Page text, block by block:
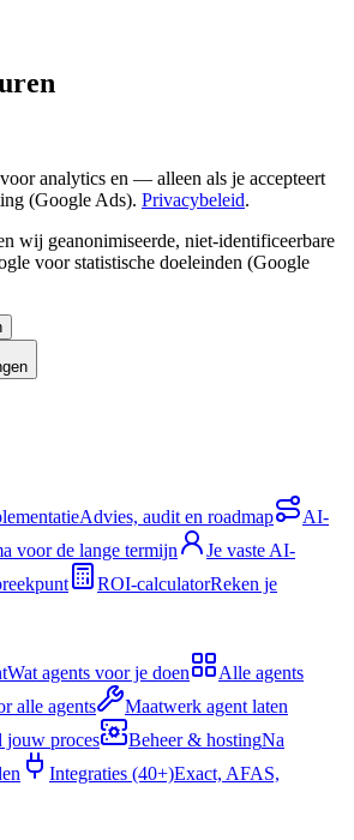
analytics en — alleen als je accepteert
(Google Ads). Privacybeleid.
wij geanonimiseerde, niet-identificeerbare
voor statistische doeleinden (Google
Advies, audit en roadmap
AI-
voor de lange termijn
Je vaste AI-
ROI-calculatorReken je
Wat agents voor je doen
Alle agents
alle agents
Maatwerk agent laten
jouw proces Beheer & hostingNa
Integraties (40+)Exact, AFAS,